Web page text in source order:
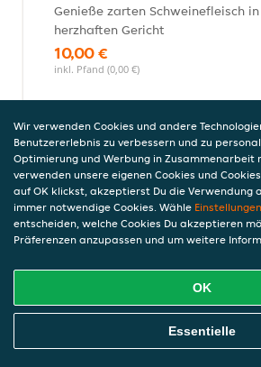
Genieße zarten Schweinefleisch
herzhaften Gericht
10,00 €
inkl. Pfand (0,00 €)
Gebratener Eierreis mit
Hühnerfleisch
Diese Variante kommt mit
Hähnchenfleisch
10,00 €
inkl. Pfand (0,00 €)
Nasi-Goreng (scharf)
Online Essen
Wir verwenden Cookies und andere
Benutzererlebnis zu verbessern und zu
Optimierung und Werbung in Zusammenarbeit
verwenden unsere eigenen Cookies und
auf OK klickst, akzeptierst Du die Verwendung
immer notwendige Cookies. Wähle
entscheiden, welche Cookies Du akzeptieren
Präferenzen anzupassen und um weitere
OK
Essentielle